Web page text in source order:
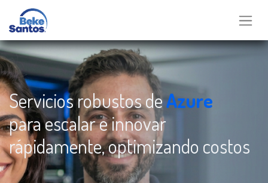
Servicios robustos deAzure
para escalar e innovar
rápidamente, optimizando costos